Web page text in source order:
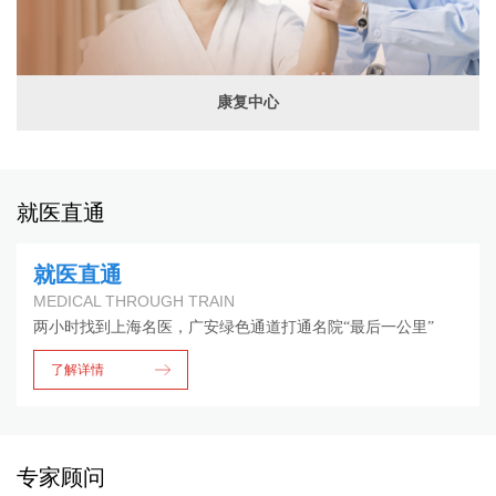
康复中心
就医直通
就医直通
MEDICAL THROUGH TRAIN
两小时找到上海名医，广安绿色通道打通名院“最后一公里”
了解详情
专家顾问